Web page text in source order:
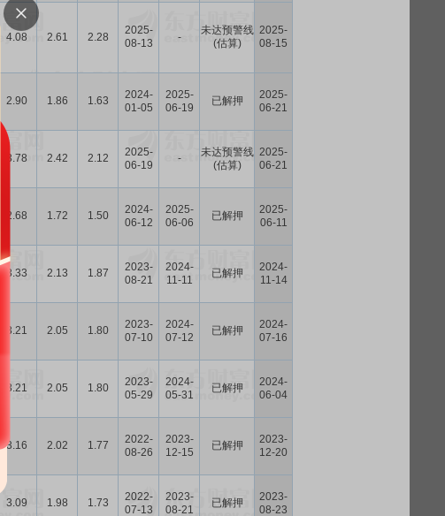
4.08 2.61 2.28
2025-
08-13
-
未达预警线
(估算)
2025-
08-15
2.90 1.86 1.63
2024-
01-05
2025-
06-19
已解押
2025-
06-21
3.78 2.42 2.12
2025-
06-19
-
未达预警线
(估算)
2025-
06-21
2.68 1.72 1.50
2024-
06-12
2025-
06-06
已解押
2025-
06-11
3.33 2.13 1.87
2023-
08-21
2024-
11-11
已解押
2024-
11-14
3.21 2.05 1.80
2023-
07-10
2024-
07-12
已解押
2024-
07-16
3.21 2.05 1.80
2023-
05-29
2024-
05-31
已解押
2024-
06-04
3.16 2.02 1.77
2022-
08-26
2023-
12-15
已解押
2023-
12-20
3.09 1.98 1.73
2022-
07-13
2023-
08-21
已解押
2023-
08-23